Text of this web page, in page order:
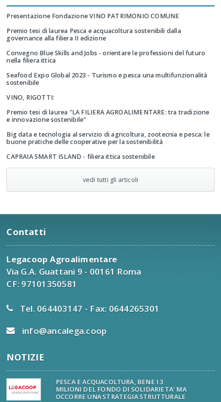
Presentazione Fondazione VINO PATRIMONIO COMUNE
Premio tesi di laurea Pesca e acquacoltura sostenibili dalla
governance alla filiera II edizione
Convegno Blue Skills and Jobs - orientare le professioni del futuro
nella filiera ittica
Seafood Expo Global 2023 - Turismo e pesca una multifunzionalità
sostenibile
VINO, RIGOTTI:
Premio tesi di laurea "LA FILIERA AGROALIMENTARE: tra tradizione
e innovazione sostenibile"
Big data e tecnologia al servizio di agricoltura, zootecnia e pesca: le
buone pratiche delle cooperative per la sostenibilità
CAPRAIA SMART ISLAND - filiera ittica sostenibile
vedi tutti gli articoli
Contatti
Legacoop Agroalimentare
Via G.A. Guattani 9 - 00161 Roma
CF: 97101350581
Tel. 064403147 - Fax: 0644265301
info@ancalega.coop
NOTIZIE
PESCA E ACQUACOLTURA, BENE I 3
MILIONI DEL FONDO DI SOLIDARIETA' MA
OCCORRE UNA STRATEGIA STRUTTURALE